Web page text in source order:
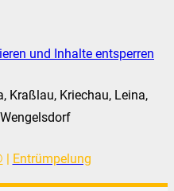
und Inhalte entsperren
Kraßlau, Kriechau, Leina,
Entrümpelung